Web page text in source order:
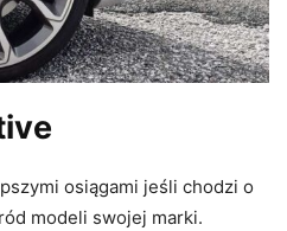
osiągami jeśli chodzi o
modeli swojej marki.